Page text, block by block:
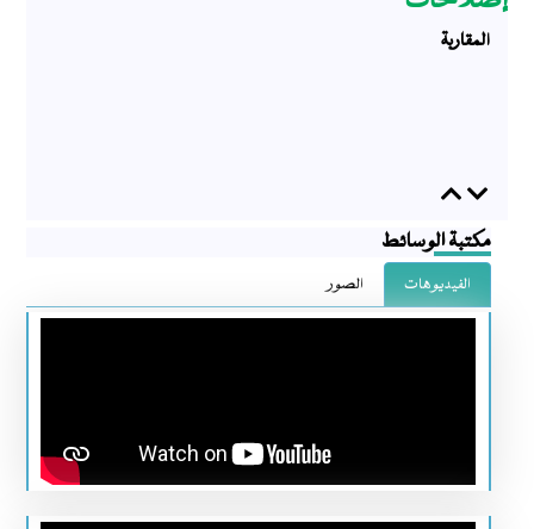
المقاربة
Previous
مكتبة الوسائط
الفيديوهات الصور